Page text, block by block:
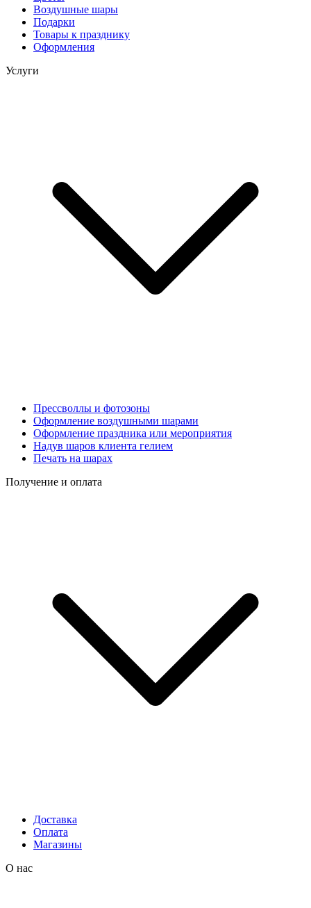
Воздушные шары
Подарки
Товары к празднику
Оформления
Услуги
Прессволлы и фотозоны
Оформление воздушными шарами
Оформление праздника или мероприятия
Надув шаров клиента гелием
Печать на шарах
Получение и оплата
Доставка
Оплата
Магазины
О нас